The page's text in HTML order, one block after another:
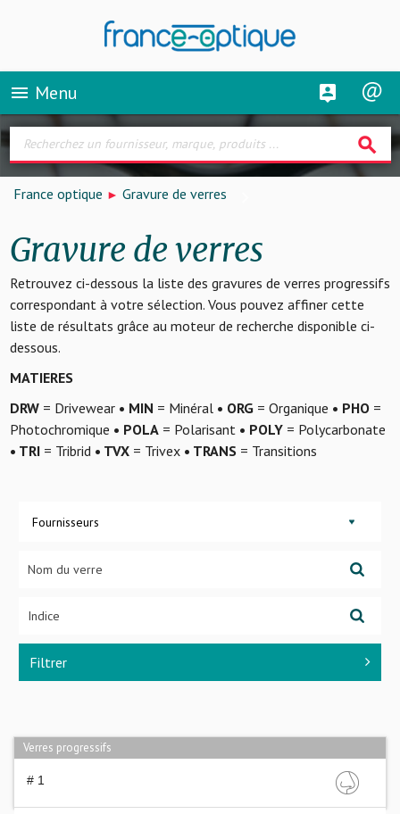
menu Menu
search
France optique Gravure de verres
Gravure de verres
Retrouvez ci-dessous la liste des gravures de verres progressifs
correspondant à votre sélection. Vous pouvez affiner cette
liste de résultats grâce au moteur de recherche disponible ci-
dessous.
MATIERES
DRW= Drivewear • MIN = Minéral • ORG= Organique • PHO=
Photochromique • POLA= Polarisant • POLY= Polycarbonate
• TRI= Tribrid • TVX= Trivex • TRANS= Transitions
Fournisseurs
Filtrer
Verres progressifs
# 1